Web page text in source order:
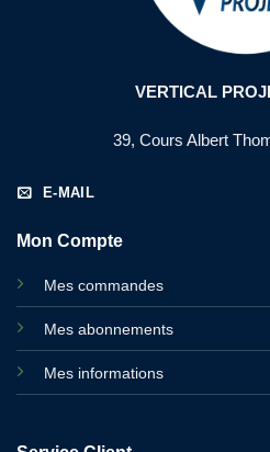
VERTICAL
39, Cours Albert
E-MAIL
Mon Compte
Mes commandes
Mes abonnements
Mes informations